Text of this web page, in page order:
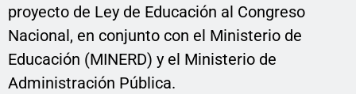
proyecto de Ley de Educación al Congreso
Nacional, en conjunto con el Ministerio de
Educación (MINERD) y el Ministerio de
Administración Pública.